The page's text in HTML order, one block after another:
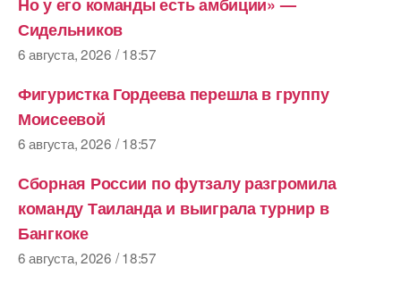
Сидельников
6 августа, 2026 / 18:57
Фигуристка Гордеева перешла в группу
Моисеевой
6 августа, 2026 / 18:57
Сборная России по футзалу разгромила
команду Таиланда и выиграла турнир в
Бангкоке
6 августа, 2026 / 18:57